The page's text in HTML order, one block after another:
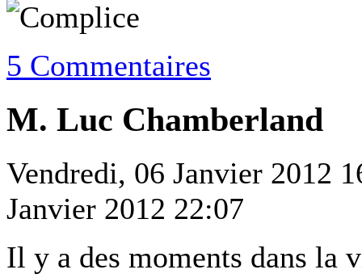
5 Commentaires
M. Luc Chamberland
Vendredi, 06 Janvier 2012
Janvier 2012 22:07
Il y a des moments dans la